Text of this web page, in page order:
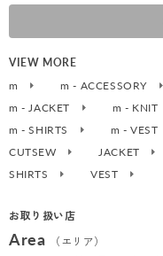
VIEW MORE
m
m - ACCESSORY
m - JACKET
m - KNIT
m - SHIRTS
m - VEST
CUTSEW
JACKET
SHIRTS
VEST
お取り扱い店
Area
（エリア）